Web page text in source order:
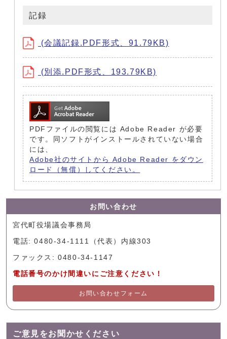
記録
(会議記録.PDF形式、91.79KB)
(別添.PDF形式、193.79KB)
PDFファイルの閲覧には Adobe Reader が必要
です。同ソフトがインストールされていない場合
には、
Adobe社のサイトから Adobe Reader をダウン
ロード（無償）してください。
お問い合わせ
宮代町役場議会事務局
電話: 0480-34-1111（代表）内線303
ファックス: 0480-34-1147
電話番号のかけ間違いにご注意ください！
お問い合わせフォーム
ご意見をお聞かせください